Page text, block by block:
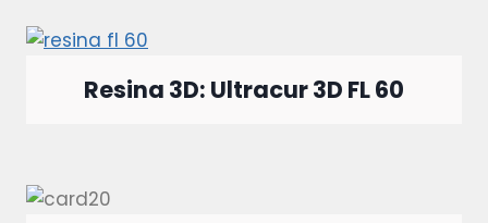
Resina 3D: Ultracur 3D FL 60